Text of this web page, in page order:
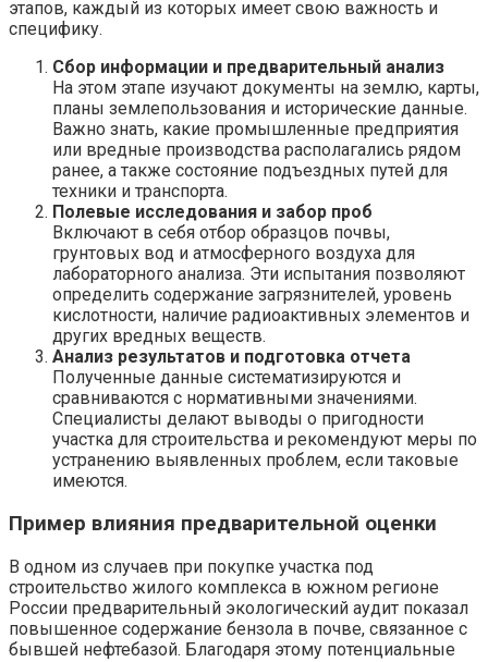
этапов, каждый из которых имеет свою важность и
специфику.
Сбор информации и предварительный анализ
На этом этапе изучают документы на землю, карты,
планы землепользования и исторические данные.
Важно знать, какие промышленные предприятия
или вредные производства располагались рядом
ранее, а также состояние подъездных путей для
техники и транспорта.
Полевые исследования и забор проб
Включают в себя отбор образцов почвы,
грунтовых вод и атмосферного воздуха для
лабораторного анализа. Эти испытания позволяют
определить содержание загрязнителей, уровень
кислотности, наличие радиоактивных элементов и
других вредных веществ.
Анализ результатов и подготовка отчета
Полученные данные систематизируются и
сравниваются с нормативными значениями.
Специалисты делают выводы о пригодности
участка для строительства и рекомендуют меры по
устранению выявленных проблем, если таковые
имеются.
Пример влияния предварительной оценки
В одном из случаев при покупке участка под
строительство жилого комплекса в южном регионе
России предварительный экологический аудит показал
повышенное содержание бензола в почве, связанное с
бывшей нефтебазой. Благодаря этому потенциальные